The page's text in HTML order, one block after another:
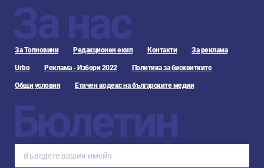
За нас
За Топновини Редакционен екип Контакти За реклама
Urbo Реклама - Избори 2022 Политика за бисквитките
Общи условия Етичен кодекс на българските медии
Бюлетин